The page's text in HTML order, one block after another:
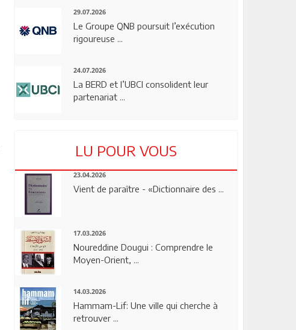
29.07.2026
Le Groupe QNB poursuit l’exécution
rigoureuse ...
24.07.2026
La BERD et l’UBCI consolident leur
partenariat ...
LU POUR VOUS
23.04.2026
Vient de paraître - «Dictionnaire des ...
17.03.2026
Noureddine Dougui : Comprendre le
Moyen-Orient, ...
14.03.2026
Hammam-Lif: Une ville qui cherche à
retrouver ...